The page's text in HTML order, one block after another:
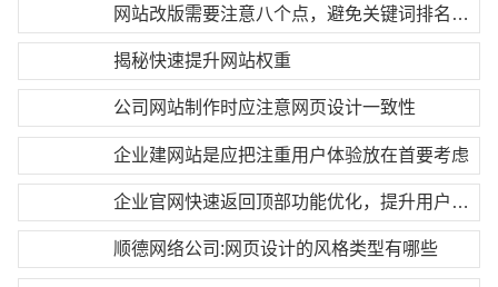
网站改版需要注意八个点，避免关键词排名大面积下降
揭秘快速提升网站权重
公司网站制作时应注意网页设计一致性
企业建网站是应把注重用户体验放在首要考虑
企业官网快速返回顶部功能优化，提升用户操作体验
顺德网络公司:网页设计的风格类型有哪些